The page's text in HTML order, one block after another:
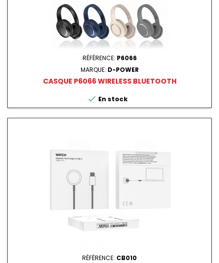
RÉFÉRENCE: P6066
MARQUE: D-POWER
CASQUE P6066 WIRELESS BLUETOOTH
 En stock
RÉFÉRENCE: CB010